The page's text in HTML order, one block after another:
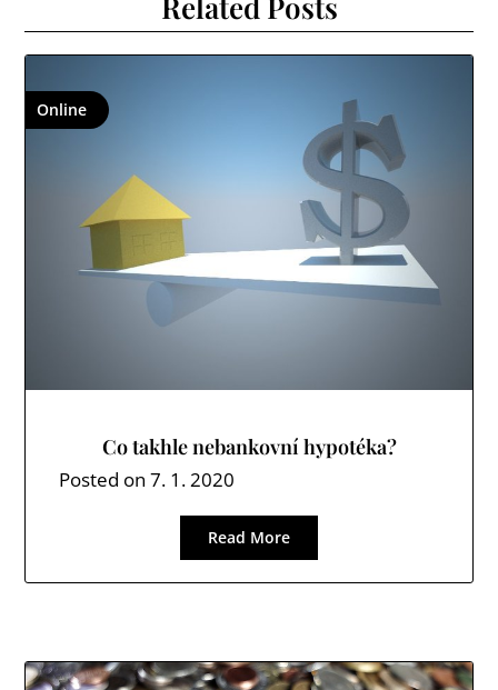
Online
Co takhle nebankovní hypotéka?
Posted on7. 1. 2020
Read More